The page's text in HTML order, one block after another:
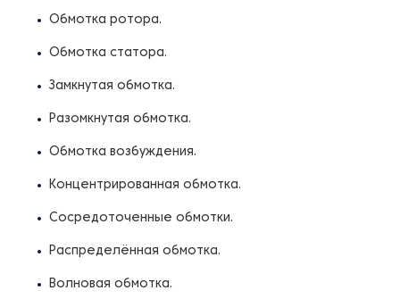
Обмотка ротора.
Обмотка статора.
Замкнутая обмотка.
Разомкнутая обмотка.
Обмотка возбуждения.
Концентрированная обмотка.
Сосредоточенные обмотки.
Распределённая обмотка.
Волновая обмотка.